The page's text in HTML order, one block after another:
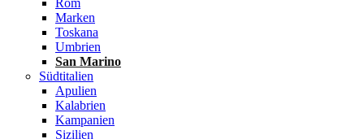
Rom
Marken
Toskana
Umbrien
San Marino
Südtitalien
Apulien
Kalabrien
Kampanien
Sizilien